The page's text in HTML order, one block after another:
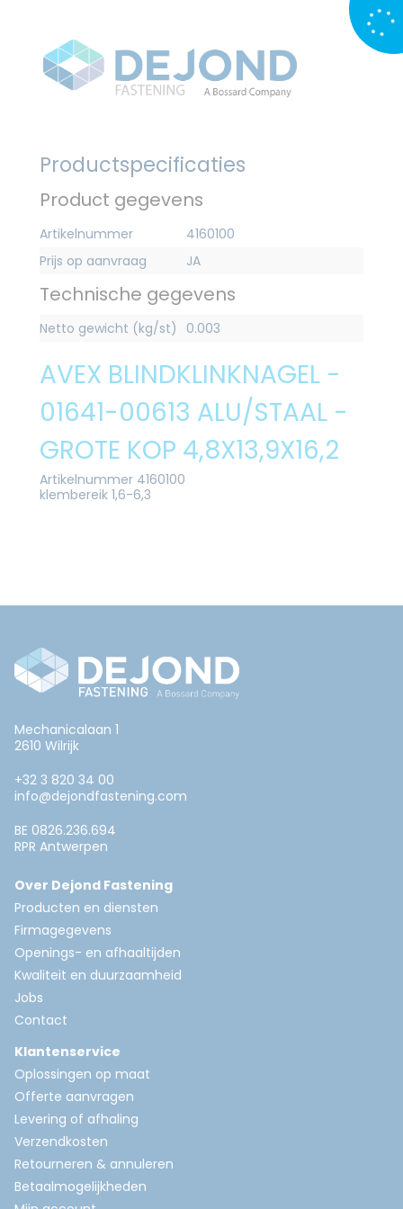
Productspecificaties
Product gegevens
Artikelnummer
4160100
Prijs op aanvraag
JA
Technische gegevens
Netto gewicht (kg/st) 0.003
AVEX BLINDKLINKNAGEL -
01641-00613 ALU/STAAL -
GROTE KOP 4,8X13,9X16,2
Artikelnummer 4160100
klembereik 1,6-6,3
Mechanicalaan 1
2610 Wilrijk
+32 3 820 34 00
info@dejondfastening.com
BE 0826.236.694
RPR Antwerpen
Over Dejond Fastening
Producten en diensten
Firmagegevens
Openings- en afhaaltijden
Kwaliteit en duurzaamheid
Jobs
Contact
Klantenservice
Oplossingen op maat
Offerte aanvragen
Levering of afhaling
Verzendkosten
Retourneren & annuleren
Betaalmogelijkheden